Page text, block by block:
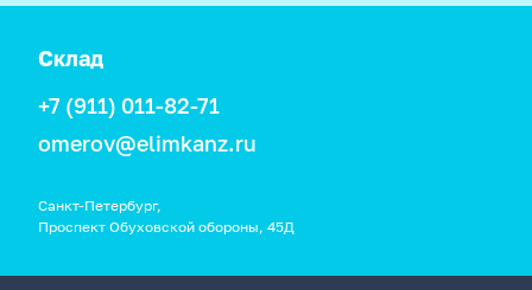
Склад
+7 (911) 011-82-71
omerov@elimkanz.ru
Санкт-Петербург,
Проспект Обуховской обороны, 45Д